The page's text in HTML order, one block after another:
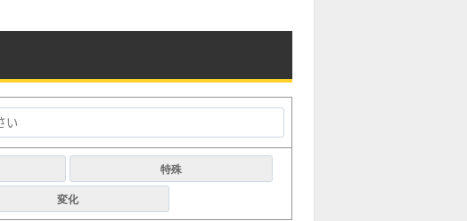
特殊
変化